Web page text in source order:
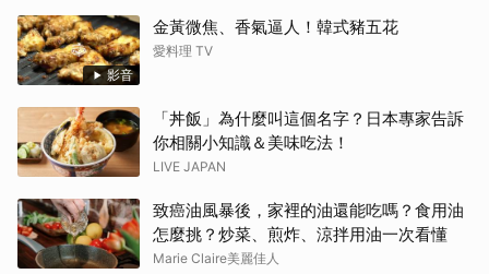
影音
金黃微焦、香氣逼人！韓式豬五花
愛料理 TV
「丼飯」為什麼叫這個名字？日本專家告訴
你相關小知識＆美味吃法！
LIVE JAPAN
致癌油風暴後，家裡的油還能吃嗎？食用油
怎麼挑？炒菜、煎炸、涼拌用油一次看懂
Marie Claire美麗佳人